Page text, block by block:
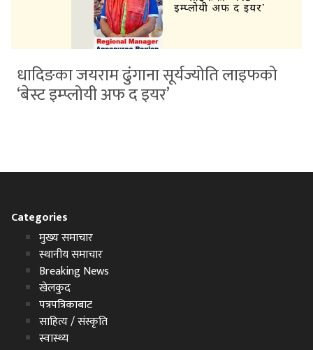
धादिङका जयराम ढुंगाना सूर्यज्योति लाइफको
‘बेस्ट इम्प्लोयी अफ द इयर’
Categories
मुख्य समाचार
स्थानीय समाचार
Breaking News
खेलकुद
पत्रपत्रिकाबाट
साहित्य / संस्कृति
स्वास्थ्य